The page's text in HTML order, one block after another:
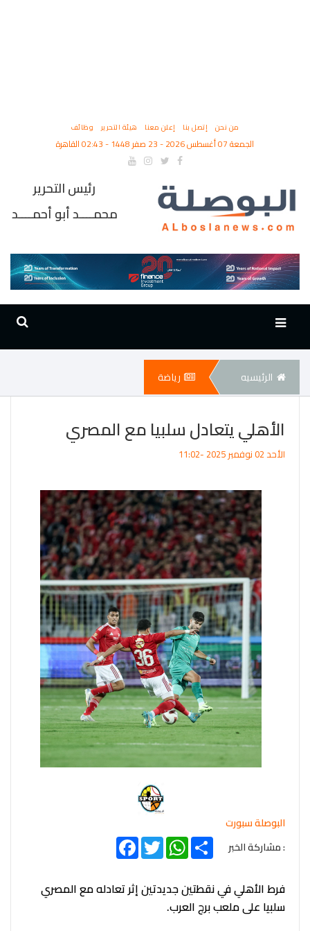
من نحن إتصل بنا إعلن معنا هيئة التحرير وظائف
الجمعة 07 أغسطس 2026 - 23 صفر 1448 - 02:43 القاهرة
رئيس التحرير
محمــــد أبو أحمــــد
الرئيسيه رياضة
الأهلي يتعادل سلبيا مع المصري
الأحد 02 نوفمبر 2025 -11:02
البوصلة سبورت
: مشاركة الخبر
FacebookTwitter
WhatsAppShare
فرط الأهلي في نقطتين جديدتين إثر تعادله مع المصري
سلبيا على ملعب برج العرب.